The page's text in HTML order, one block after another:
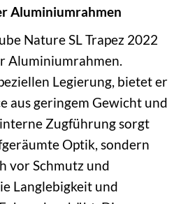
Aluminiumrahmen
Nature SL Trapez 2022
Aluminiumrahmen.
Legierung, bietet er
aus geringem Gewicht und
Zugführung sorgt
Optik, sondern
vor Schmutz und
Langlebigkeit und